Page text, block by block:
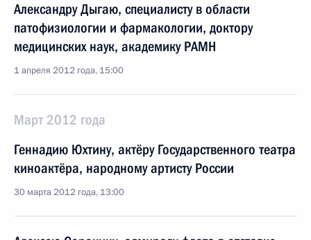
Александру Дыгаю, специалисту в области
патофизиологии и фармакологии, доктору
медицинских наук, академику РАМН
1 апреля 2012 года, 15:00
Март 2012 года
Геннадию Юхтину, актёру Государственного театра
киноактёра, народному артисту России
30 марта 2012 года, 13:00